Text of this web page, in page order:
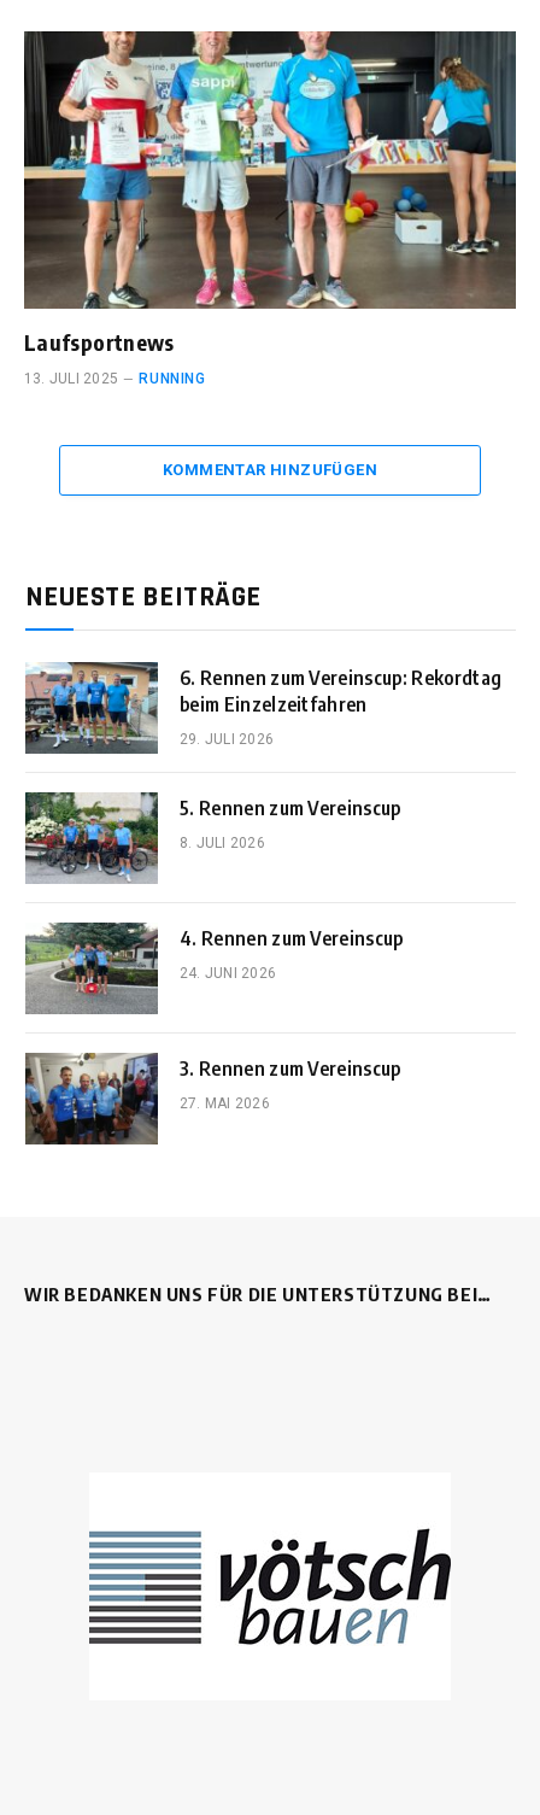
Laufsportnews
13. JULI 2025 RUNNING
KOMMENTAR HINZUFÜGEN
NEUESTE BEITRÄGE
6. Rennen zum Vereinscup: Rekordtag
beim Einzelzeitfahren
29. JULI 2026
5. Rennen zum Vereinscup
8. JULI 2026
4. Rennen zum Vereinscup
24. JUNI 2026
3. Rennen zum Vereinscup
27. MAI 2026
WIR BEDANKEN UNS FÜR DIE UNTERSTÜTZUNG BEI…